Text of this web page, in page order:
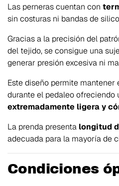
Las perneras cuentan con
sin costuras ni bandas de
Gracias a la precisión del
del tejido, se consigue una
generar presión excesiva ni
Este diseño permite
durante el pedaleo ofreciendo
extremadamente ligera y
La prenda presenta longitud
adecuada para la mayoría de
Condiciones